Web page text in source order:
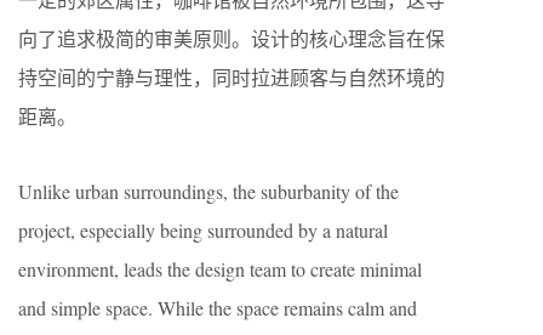
向了追求极简的审美原则。设计的核心理念旨在保
持空间的宁静与理性，同时拉进顾客与自然环境的
距离。
Unlike urban surroundings, the suburbanity of the
project, especially being surrounded by a natural
environment, leads the design team to create minimal
and simple space. While the space remains calm and